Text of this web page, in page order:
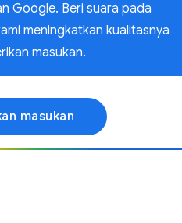
Google. Beri suara pada
meningkatkan kualitasnya
masukan.
masukan